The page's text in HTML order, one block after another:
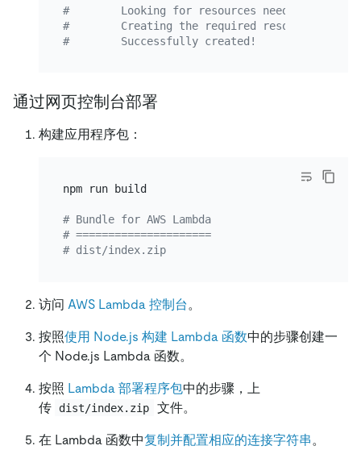
#        Looking for resources needed for
#        Creating the required resources...
#        Successfully created!
通过网页控制台部署
构建应用程序包：
npm run build
# Bundle for AWS Lambda
# =====================
# dist/index.zip
访问 AWS Lambda 控制台 。
按照使用 Node.js 构建 Lambda 函数中的步骤创建一
个 Node.js Lambda 函数。
按照 Lambda 部署程序包中的步骤，上
传
dist/index.zip 文件。
在 Lambda 函数中复制并配置相应的连接字符串 。